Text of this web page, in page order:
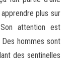
plus sur
attention est
hommes sont
des sentinelles